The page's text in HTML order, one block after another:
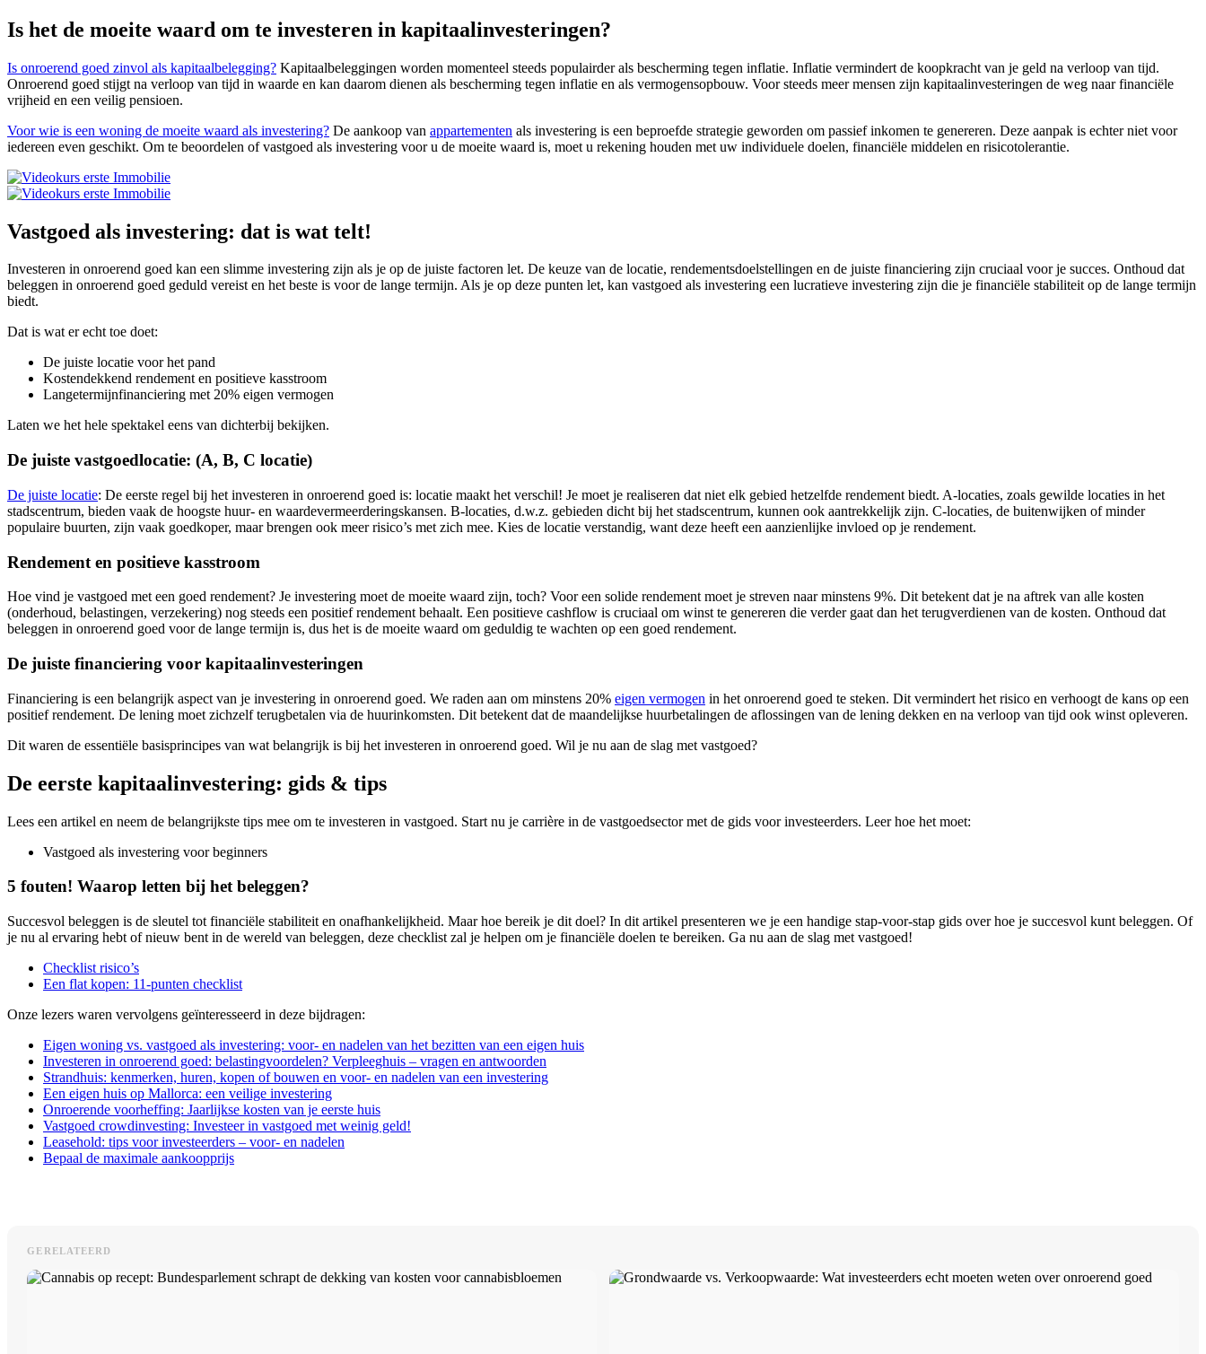
Is het de moeite waard om te investeren in kapitaalinvesteringen?
Is onroerend goed zinvol als kapitaalbelegging? Kapitaalbeleggingen worden momenteel steeds populairder als bescherming tegen inflatie. Inflatie vermindert de koopkracht van je geld na verloop van tijd.
Onroerend goed stijgt na verloop van tijd in waarde en kan daarom dienen als bescherming tegen inflatie en als vermogensopbouw. Voor steeds meer mensen zijn kapitaalinvesteringen de weg naar financiële
vrijheid en een veilig pensioen.
Voor wie is een woning de moeite waard als investering? De aankoop van appartementen als investering is een beproefde strategie geworden om passief inkomen te genereren. Deze aanpak is echter niet voor
iedereen even geschikt. Om te beoordelen of vastgoed als investering voor u de moeite waard is, moet u rekening houden met uw individuele doelen, financiële middelen en risicotolerantie.
Vastgoed als investering: dat is wat telt!
Investeren in onroerend goed kan een slimme investering zijn als je op de juiste factoren let. De keuze van de locatie, rendementsdoelstellingen en de juiste financiering zijn cruciaal voor je succes. Onthoud dat
beleggen in onroerend goed geduld vereist en het beste is voor de lange termijn. Als je op deze punten let, kan vastgoed als investering een lucratieve investering zijn die je financiële stabiliteit op de lange termijn
biedt.
Dat is wat er echt toe doet:
De juiste locatie voor het pand
Kostendekkend rendement en positieve kasstroom
Langetermijnfinanciering met 20% eigen vermogen
Laten we het hele spektakel eens van dichterbij bekijken.
De juiste vastgoedlocatie: (A, B, C locatie)
De juiste locatie: De eerste regel bij het investeren in onroerend goed is: locatie maakt het verschil! Je moet je realiseren dat niet elk gebied hetzelfde rendement biedt. A-locaties, zoals gewilde locaties in het
stadscentrum, bieden vaak de hoogste huur- en waardevermeerderingskansen. B-locaties, d.w.z. gebieden dicht bij het stadscentrum, kunnen ook aantrekkelijk zijn. C-locaties, de buitenwijken of minder
populaire buurten, zijn vaak goedkoper, maar brengen ook meer risico’s met zich mee. Kies de locatie verstandig, want deze heeft een aanzienlijke invloed op je rendement.
Rendement en positieve kasstroom
Hoe vind je vastgoed met een goed rendement? Je investering moet de moeite waard zijn, toch? Voor een solide rendement moet je streven naar minstens 9%. Dit betekent dat je na aftrek van alle kosten
(onderhoud, belastingen, verzekering) nog steeds een positief rendement behaalt. Een positieve cashflow is cruciaal om winst te genereren die verder gaat dan het terugverdienen van de kosten. Onthoud dat
beleggen in onroerend goed voor de lange termijn is, dus het is de moeite waard om geduldig te wachten op een goed rendement.
De juiste financiering voor kapitaalinvesteringen
Financiering is een belangrijk aspect van je investering in onroerend goed. We raden aan om minstens 20% eigen vermogen in het onroerend goed te steken. Dit vermindert het risico en verhoogt de kans op een
positief rendement. De lening moet zichzelf terugbetalen via de huurinkomsten. Dit betekent dat de maandelijkse huurbetalingen de aflossingen van de lening dekken en na verloop van tijd ook winst opleveren.
Dit waren de essentiële basisprincipes van wat belangrijk is bij het investeren in onroerend goed. Wil je nu aan de slag met vastgoed?
De eerste kapitaalinvestering: gids & tips
Lees een artikel en neem de belangrijkste tips mee om te investeren in vastgoed. Start nu je carrière in de vastgoedsector met de gids voor investeerders. Leer hoe het moet:
Vastgoed als investering voor beginners
5 fouten! Waarop letten bij het beleggen?
Succesvol beleggen is de sleutel tot financiële stabiliteit en onafhankelijkheid. Maar hoe bereik je dit doel? In dit artikel presenteren we je een handige stap-voor-stap gids over hoe je succesvol kunt beleggen. Of
je nu al ervaring hebt of nieuw bent in de wereld van beleggen, deze checklist zal je helpen om je financiële doelen te bereiken. Ga nu aan de slag met vastgoed!
Checklist risico’s
Een flat kopen: 11-punten checklist
Onze lezers waren vervolgens geïnteresseerd in deze bijdragen:
Eigen woning vs. vastgoed als investering: voor- en nadelen van het bezitten van een eigen huis
Investeren in onroerend goed: belastingvoordelen? Verpleeghuis – vragen en antwoorden
Strandhuis: kenmerken, huren, kopen of bouwen en voor- en nadelen van een investering
Een eigen huis op Mallorca: een veilige investering
Onroerende voorheffing: Jaarlijkse kosten van je eerste huis
Vastgoed crowdinvesting: Investeer in vastgoed met weinig geld!
Leasehold: tips voor investeerders – voor- en nadelen
Bepaal de maximale aankoopprijs
GERELATEERD